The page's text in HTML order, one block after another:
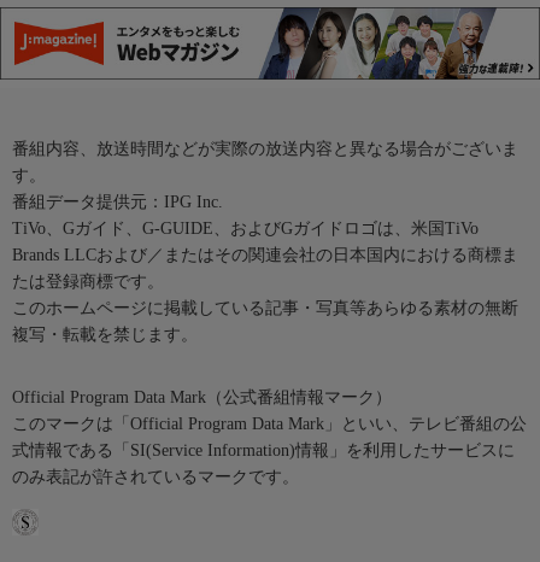
番組内容、放送時間などが実際の放送内容と異なる場合がございま
す。
番組データ提供元：IPG Inc.
TiVo、Gガイド、G-GUIDE、およびGガイドロゴは、米国TiVo
Brands LLCおよび／またはその関連会社の日本国内における商標ま
たは登録商標です。
このホームページに掲載している記事・写真等あらゆる素材の無断
複写・転載を禁じます。
Official Program Data Mark（公式番組情報マーク）
このマークは「Official Program Data Mark」といい、テレビ番組の公
式情報である「SI(Service Information)情報」を利用したサービスに
のみ表記が許されているマークです。